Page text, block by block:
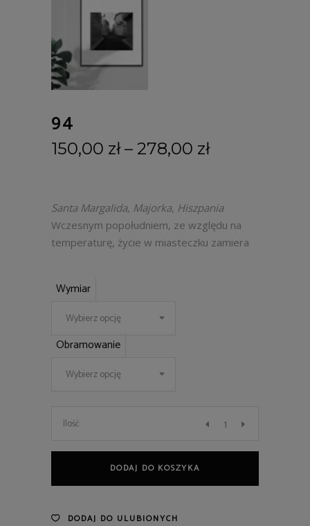
94
150,00 zł– 278,00 zł
Santa Margalida, Majorka, Hiszpania
Wczesnym popołudniem, ze względu na
temperaturę, życie w miasteczku zamiera
Wymiar
Wybierz opcję
Obramowanie
Wybierz opcję
94
Ilość
DODAJ DO KOSZYKA
DODAJ DO ULUBIONYCH